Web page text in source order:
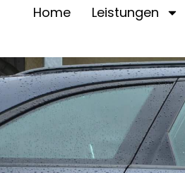
Home Leistungen